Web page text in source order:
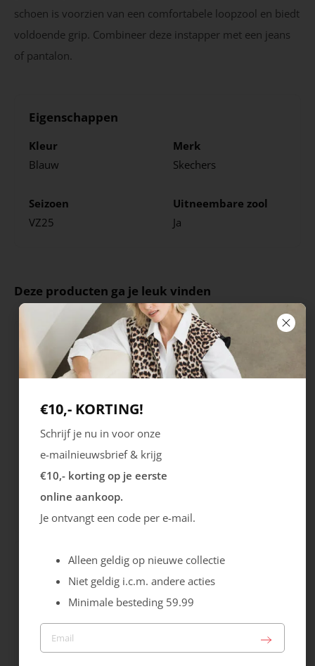
schoen is voorzien van een comfortabele loopzool en biedt
voldoende grip. Combineer deze instapper met een jeans
of pantalon.
Eigenschappen
Kleur
Blauw
Merk
Skechers
Seizoen
VZ25
Uitneembare zool
Ja
Deze producten ga je leuk vinden
Ecco
City Stride
119.99 149.99
€10,- KORTING!
Schrijf je nu in voor onze
e-mailnieuwsbrief & krijg
€10,- korting op je eerste
online aankoop.
Je ontvangt een code per e-mail.
Alleen geldig op nieuwe collectie
Niet geldig i.c.m. andere acties
Minimale besteding 59.99